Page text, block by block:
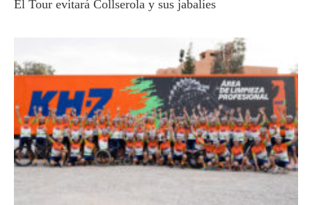
El Tour evitará Collserola y sus jabalíes